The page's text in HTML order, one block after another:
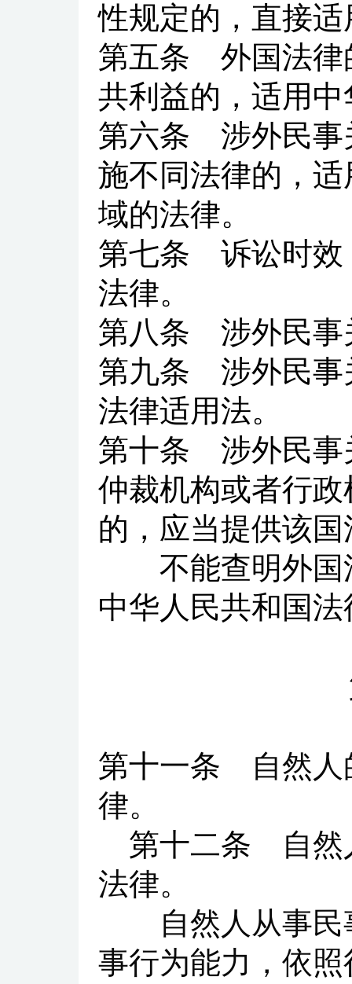
性规定的，直接
第五条 外国法律
共利益的，适用
第六条 涉外民事
施不同法律的，
域的法律。
第七条 诉讼时
法律。
第八条 涉外民事
第九条 涉外民
法律适用法。
第十条 涉外民事
仲裁机构或者行
的，应当提供该
不能查明外国
中华人民共和国法
第十一条 自然人
律。
第十二条 自然
法律。
自然人从事民
事行为能力，依